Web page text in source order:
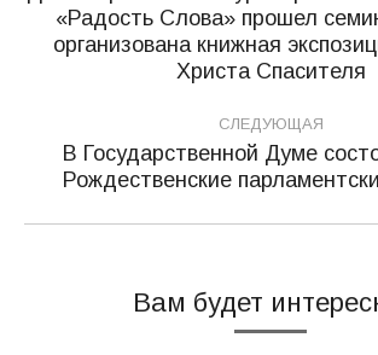
записям
запись:
«Радость Слова» прошел
организована книжная
Христа Спасителя
СЛЕДУЮЩАЯ
В Государственной Думе
Рождественские
Вам будет